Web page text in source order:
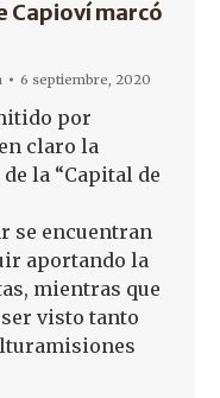
Capioví marcó
6 septiembre, 2020
por
claro la
la “Capital de
se encuentran
aportando la
mientras que
visto tanto